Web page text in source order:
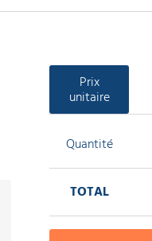
Prix
unitaire
Quantité
TOTAL